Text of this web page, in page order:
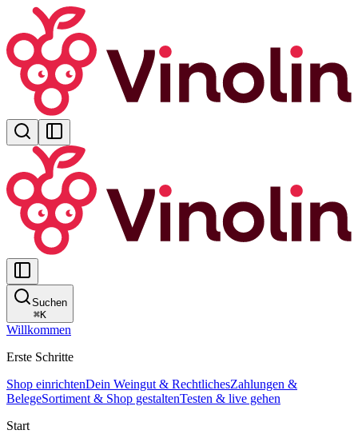
Suchen
⌘K
Willkommen
Erste Schritte
Shop einrichtenDein Weingut & RechtlichesZahlungen &
BelegeSortiment & Shop gestaltenTesten & live gehen
Start